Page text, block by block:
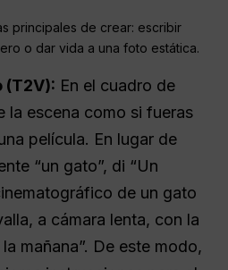
principales de crear: escribir
o dar vida a una foto estática.
(T2V): En el cuadro de
la escena como si fueras
película. En lugar de
“un gato”, di “Un
de un gato
a cámara lenta, con la
mañana”. De este modo,